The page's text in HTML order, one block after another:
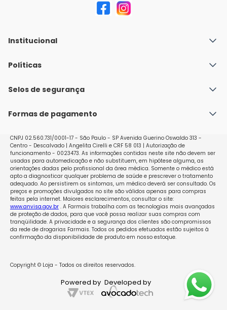
Institucional
Quem Somos
Nossas lojas
Políticas
Política de Envio
Políticas de Trocas e Devoluções
Selos de segurança
Formas de pagamento
CNPJ 02.560.731/0001-17 - São Paulo - SP Avenida Guerino Oswaldo 313 -
Centro - Descalvado | Angelita Cirelli e CRF 58 013 | Autorização de
funcionamento - 0023473. As informações contidas neste site não devem ser
usadas para automedicação e não substituem, em hipótese alguma, as
orientações dadas pelo profissional da área médica. Somente o médico está
apto a diagnosticar qualquer problema de saúde e prescrever o tratamento
adequado. Ao persistirem os sintomas, um médico deverá ser consultado. Os
preços e promoções divulgados no site são válidos apenas para compras
feitas pela internet. Maiores esclarecimentos, consultar o site:
www.anvisa.gov.br. A Farmais trabalha com as tecnologias mais avançadas
de proteção de dados, para que você possa realizar suas compras com
tranqüilidade. A privacidade e a segurança dos clientes são compromissos
da rede de drogarias Farmais. Todos os pedidos efetuados estão sujeitos à
confirmação da disponibilidade de produto em nosso estoque.
Copyright © Loja - Todos os direitos reservados.
Powered by Developed by